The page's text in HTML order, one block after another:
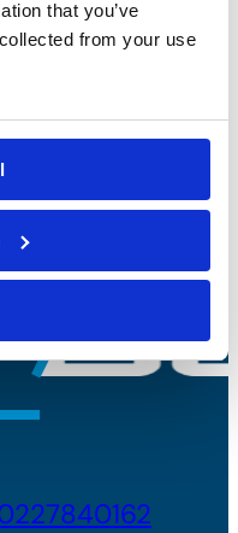
that you’ve
from your use